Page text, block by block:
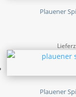
Plauener
Plauener